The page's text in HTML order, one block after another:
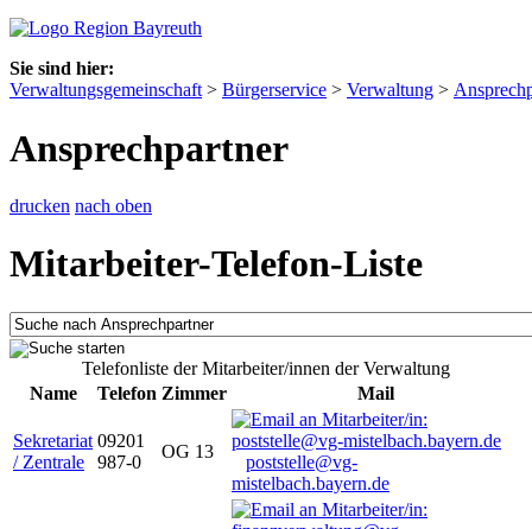
Sie sind hier:
Verwaltungsgemeinschaft > Bürgerservice > Verwaltung >
Ansprechpartner
drucken nach oben
Mitarbeiter-Telefon-Liste
Telefonliste der Mitarbeiter/innen der Verwaltung
Name
Telefon Zimmer Mail
Sekretariat
/ Zentrale
09201
987-0
OG 13
poststelle@vg-
mistelbach.bayern.de